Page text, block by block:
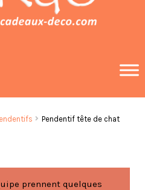
Pendentif tête de chat
prennent quelques